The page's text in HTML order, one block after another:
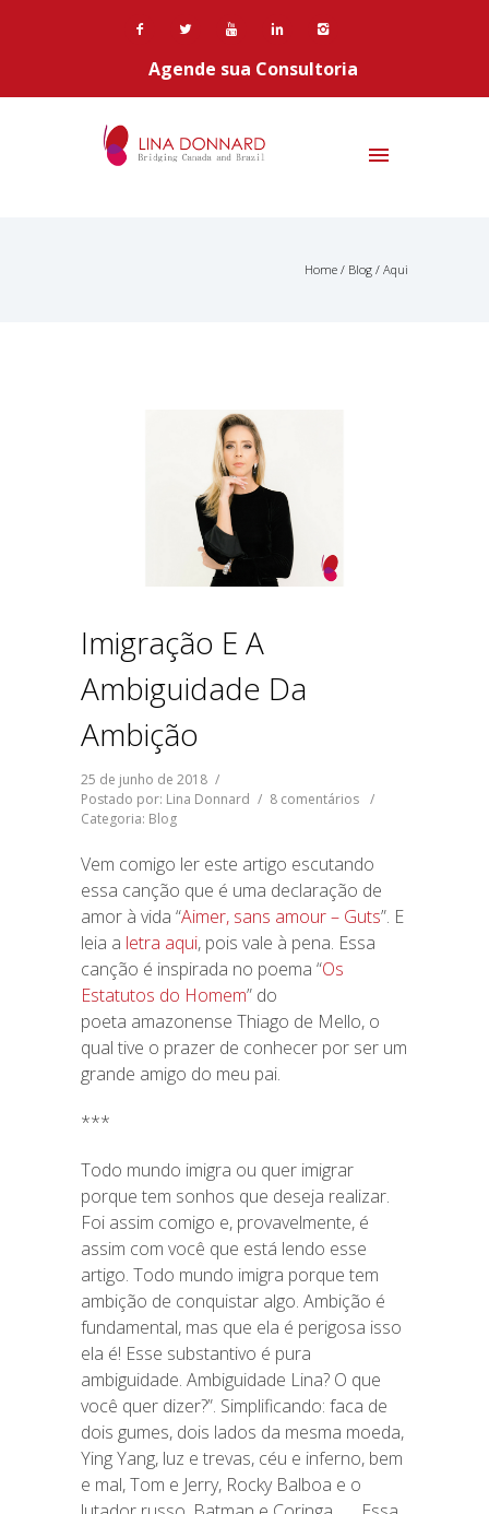
Agende sua Consultoria
Home / Blog / Aqui
Imigração E A
Ambiguidade Da
Ambição
25 de junho de 2018 /
Postado por: Lina Donnard / 8 comentários /
Categoria: Blog
Vem comigo ler este artigo escutando
essa canção que é uma declaração de
amor à vida “Aimer, sans amour – Guts”. E
leia a letra aqui, pois vale à pena. Essa
canção é inspirada no poema “Os
Estatutos do Homem” do
poeta amazonense Thiago de Mello, o
qual tive o prazer de conhecer por ser um
grande amigo do meu pai.
***
Todo mundo imigra ou quer imigrar
porque tem sonhos que deseja realizar.
Foi assim comigo e, provavelmente, é
assim com você que está lendo esse
artigo. Todo mundo imigra porque tem
ambição de conquistar algo. Ambição é
fundamental, mas que ela é perigosa isso
ela é! Esse substantivo é pura
ambiguidade. Ambiguidade Lina? O que
você quer dizer?”. Simplificando: faca de
dois gumes, dois lados da mesma moeda,
Ying Yang, luz e trevas, céu e inferno, bem
e mal, Tom e Jerry, Rocky Balboa e o